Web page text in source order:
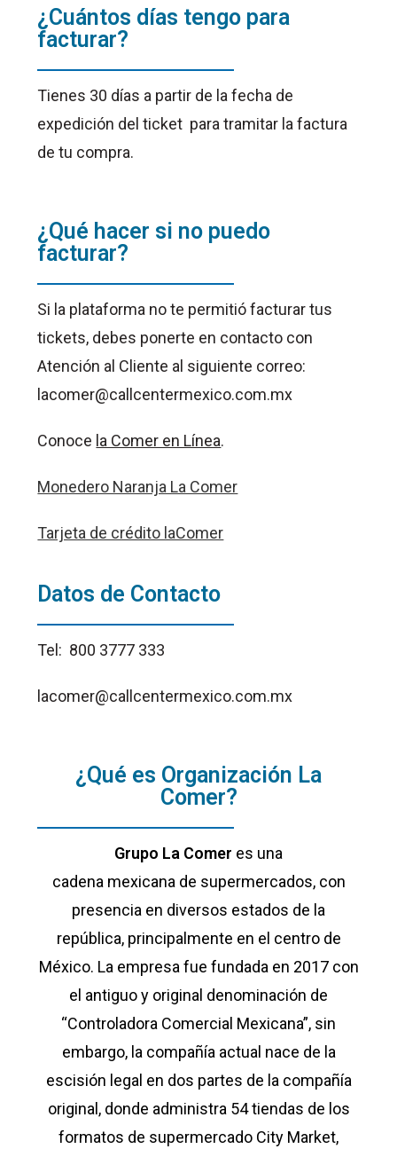
¿Cuántos días tengo para
facturar?
Tienes 30 días a partir de la fecha de
expedición del ticket para tramitar la factura
de tu compra.
¿Qué hacer si no puedo
facturar?
Si la plataforma no te permitió facturar tus
tickets, debes ponerte en contacto con
Atención al Cliente al siguiente correo:
lacomer@callcentermexico.com.mx
Conoce la Comer en Línea.
Monedero Naranja La Comer
Tarjeta de crédito laComer
Datos de Contacto
Tel: 800 3777 333
lacomer@callcentermexico.com.mx
¿Qué es Organización La
Comer?
Grupo La Comer es una
cadena mexicana de supermercados, con
presencia en diversos estados de la
república, principalmente en el centro de
México. La empresa fue fundada en 2017 con
el antiguo y original denominación de
“Controladora Comercial Mexicana”, sin
embargo, la compañía actual nace de la
escisión legal en dos partes de la compañía
original, donde administra 54 tiendas de los
formatos de supermercado City Market,